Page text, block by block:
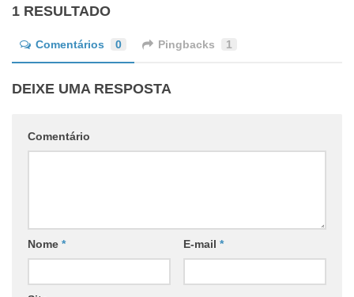
1 RESULTADO
Comentários 0 Pingbacks 1
DEIXE UMA RESPOSTA
Comentário
Nome * E-mail *